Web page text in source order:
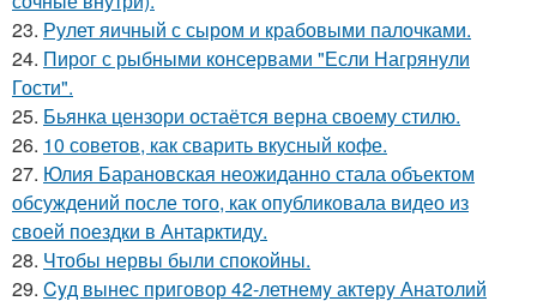
23. Рулет яичный с сыром и крабовыми палочками.
24. Пирог с рыбными консервами "Если Нагрянули
Гости".
25. Бьянка цензори остаётся верна своему стилю.
26. 10 советов, как сварить вкусный кофе.
27. Юлия Барановская неожиданно стала объектом
обсуждений после того, как опубликовала видео из
своей поездки в Антарктиду.
28. Чтобы нервы были спокойны.
29. Cyд вынес приговор 42-летнемy актeрy Анатолий